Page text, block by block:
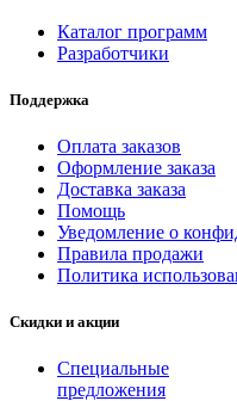
Каталог программ
Разработчики
Поддержка
Оплата заказов
Оформление заказа
Доставка заказа
Помощь
Уведомление о
Правила продажи
Политика
Скидки и акции
Специальные
предложения